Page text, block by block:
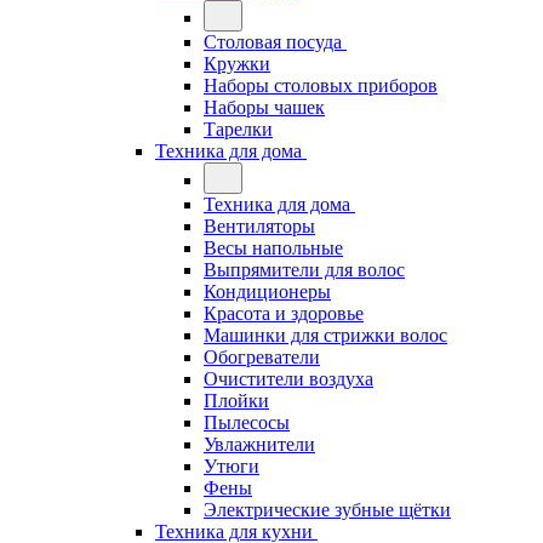
Столовая посуда
Кружки
Наборы столовых приборов
Наборы чашек
Тарелки
Техника для дома
Техника для дома
Вентиляторы
Весы напольные
Выпрямители для волос
Кондиционеры
Красота и здоровье
Машинки для стрижки волос
Обогреватели
Очистители воздуха
Плойки
Пылесосы
Увлажнители
Утюги
Фены
Электрические зубные щётки
Техника для кухни